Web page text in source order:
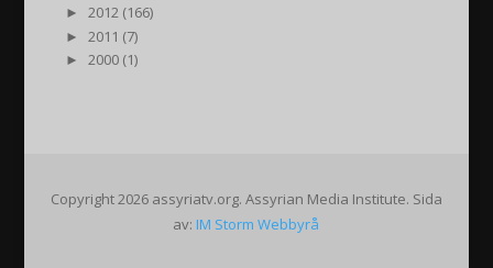
►
2012 (166)
►
2011 (7)
►
2000 (1)
Copyright 2026 assyriatv.org. Assyrian Media Institute. Sida
av: IM Storm Webbyrå